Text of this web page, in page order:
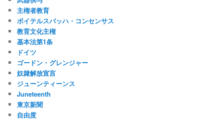
主権者教育
ボイテルスバッハ・コンセンサス
教育文化主権
基本法第1条
ドイツ
ゴードン・グレンジャー
奴隷解放宣言
ジューンティーンス
Juneteenth
東京新聞
自由度